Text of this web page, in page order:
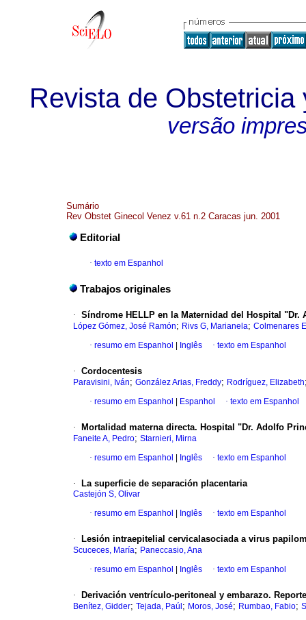
Revista de
versão
Sumário
Rev Obstet Ginecol Venez v.61 n.2 Caracas jun. 2001
Editorial
· texto em Espanhol
Trabajos originales
· Síndrome HELLP en la Maternidad del Hospital "Dr.
López Gómez, José Ramón; Rivs G, Marianela; Colmenares
· resumo em Espanhol Inglês · texto em Espanhol
· Cordocentesis
Paravisini, Iván; González Arias, Freddy; Rodríguez, Elizabeth
· resumo em Espanhol Espanhol · texto em Espanhol
· Mortalidad materna directa. Hospital "Dr. Adolfo
Faneite A, Pedro; Starnieri, Mirna
· resumo em Espanhol Inglês · texto em Espanhol
· La superficie de separación placentaria
Castejón S, Olivar
· resumo em Espanhol Inglês · texto em Espanhol
· Lesión intraepitelial cervicalasociada a virus
Scuceces, María; Paneccasio, Ana
· resumo em Espanhol Inglês · texto em Espanhol
· Derivación ventrículo-peritoneal y embarazo.
Benítez, Gidder; Tejada, Paúl ; Moros, José; Rumbao, Fabio;